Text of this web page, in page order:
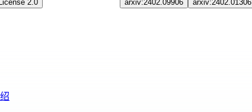
2.0
arxiv:2402.09906
arxiv:2402.01306